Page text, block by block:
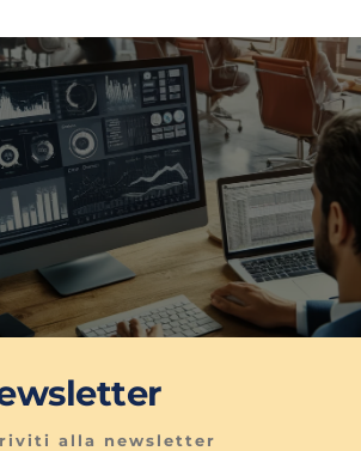
alla newsletter